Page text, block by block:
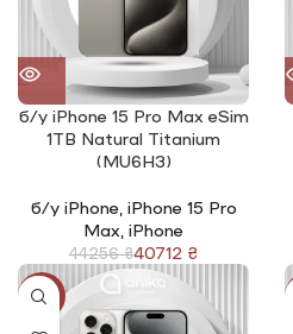
б/у iPhone 15 Pro Max eSim
1TB Natural Titanium
(MU6H3)
б/у iPhone, iPhone 15 Pro
Max iPhone
44256₴40712 ₴
-8%